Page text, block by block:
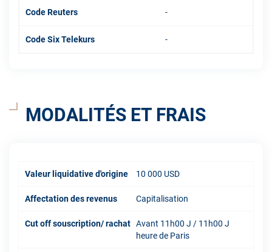
Code Reuters -
Code Six Telekurs -
MODALITÉS ET FRAIS
Valeur liquidative d'origine 10 000 USD
Affectation des revenus Capitalisation
Cut off souscription/ rachat Avant 11h00 J / 11h00 J
heure de Paris